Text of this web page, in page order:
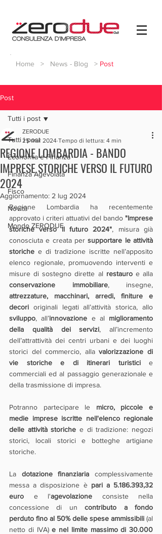
Home > News - Blog > Post
Post
Tutti i post
Economia e Finanza
Finanza Agevolata
Fisco
Novità
Mondo ZERODUE
Tutti i post
REGIONE LOMBARDIA - BANDO
IMPRESE STORICHE VERSO IL FUTURO
2024
ZERODUE
25 mar 2024 Tempo di lettura: 4 min
Aggiornamento: 2 lug 2024
Regione Lombardia ha recentemente
approvato i criteri attuativi del bando "Imprese
storiche verso il futuro 2024", misura già
conosciuta e creata per supportare le attività
storiche e di tradizione iscritte nell’apposito
elenco regionale, promuovendo interventi e
misure di sostegno dirette al restauro
conservazione immobiliare
attrezzature, macchinari, arredi, finiture e
decori
sviluppo, all’innovazione e al miglioramento
della qualità dei servizi, all’incremento
dell’attrattività dei centri urbani e dei luoghi
storici del commercio, alla valorizzazione di
vie storiche e di itinerari turistici e
commerciali ed al passaggio generazionale e
della trasmissione di impresa.
Potranno partecipare le micro, piccole e
medie imprese iscritte nell'elenco regionale
delle attività storiche e di tradizione: negozi
storici, locali storici e botteghe artigiane
storiche.
La dotazione finanziaria complessivamente
messa a disposizione è pari a 5.186.393,32
euro e l'agevolazione consiste nella
concessione di un contributo a fondo
perduto fino al 50% delle spese ammissibili (al
netto di IVA) e nel limite massimo di 30.000